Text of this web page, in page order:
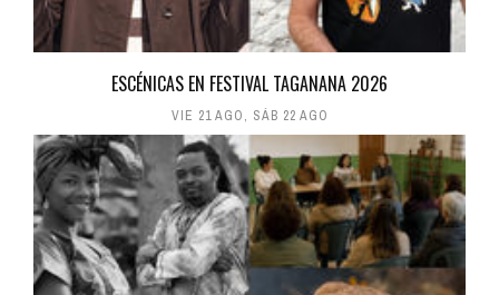
ESCÉNICAS EN FESTIVAL TAGANANA 2026
VIE 21 AGO, SÁB 22 AGO